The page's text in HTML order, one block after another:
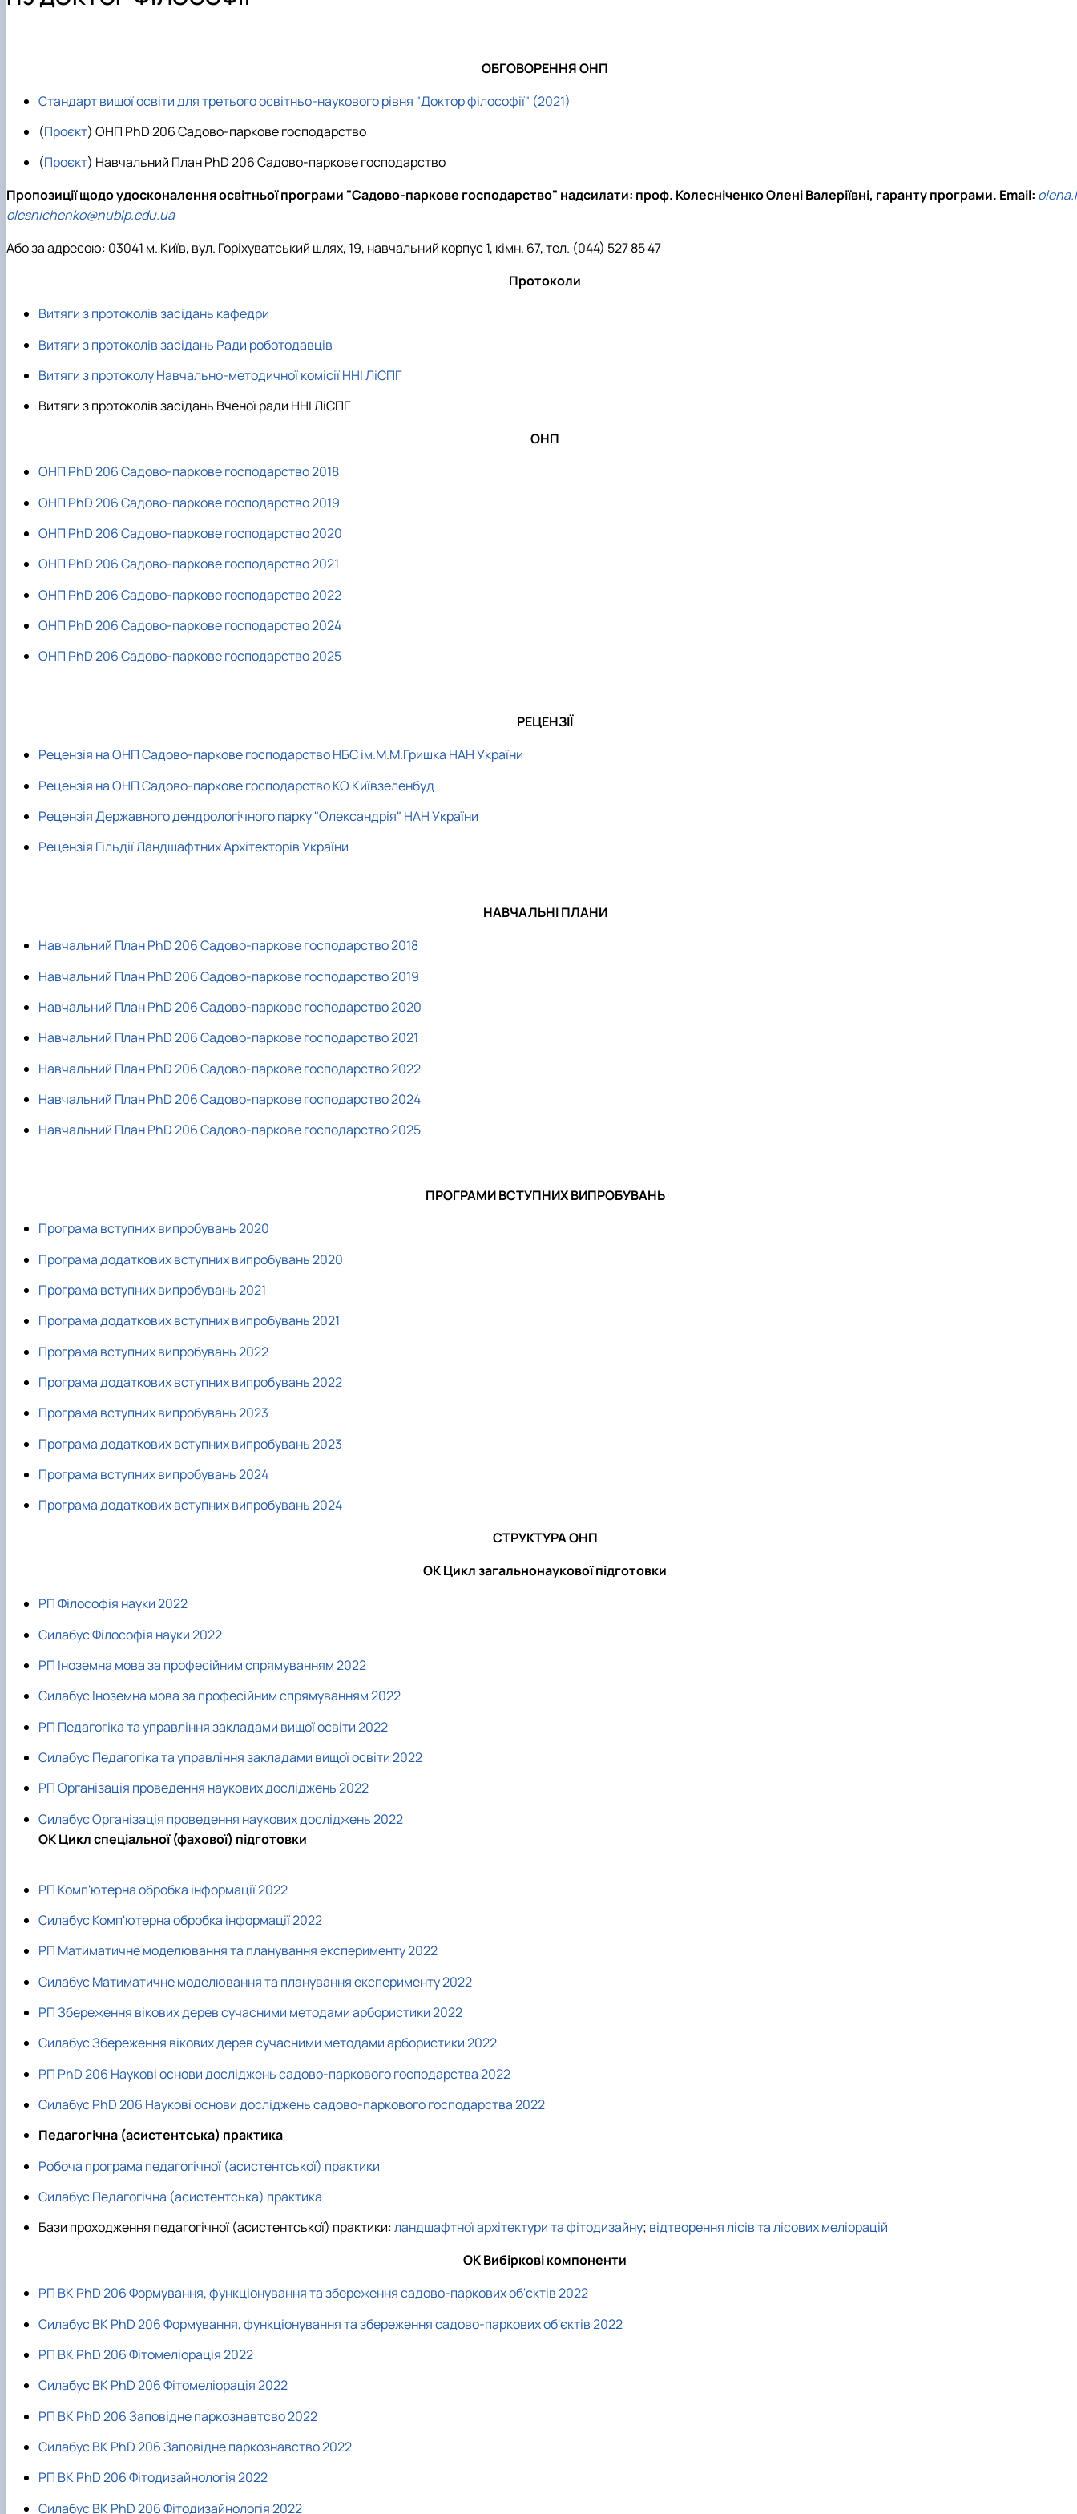
Лабораторії
Приймальна комісія
Матеріальне забезпечення
Конференції
ОБГОВОРЕННЯ ОНП
Стандарт вищої освіти для третього освітньо-наукового рівня "Доктор філософії" (2021)
(Проєкт) ОНП PhD 206 Садово-паркове господарство
(Проєкт) Навчальний План PhD 206 Садово-паркове господарство
Пропозиції щодо удосконалення освітньої програми "Садово-паркове господарство" надсилати: проф. Колесніченко Олені Валеріївні, гаранту програми. Email:
olesnichenko@nubip.edu.ua
Або за адресою: 03041 м. Київ, вул. Горіхуватський шлях, 19, навчальний корпус 1, кімн. 67, тел. (044) 527 85 47
Протоколи
Витяги з протоколів засідань кафедри
Витяги з протоколів засідань Ради роботодавців
Витяги з протоколу Навчально-методичної комісії ННІ ЛіСПГ
Витяги з протоколів засідань Вченої ради ННІ ЛіСПГ
ОНП
ОНП PhD 206 Садово-паркове господарство 2018
ОНП PhD 206 Садово-паркове господарство 2019
ОНП PhD 206 Садово-паркове господарство 2020
ОНП PhD 206 Садово-паркове господарство 2021
ОНП PhD 206 Садово-паркове господарство 2022
ОНП PhD 206 Садово-паркове господарство 2024
ОНП PhD 206 Садово-паркове господарство 2025
РЕЦЕНЗІЇ
Рецензія на ОНП Садово-паркове господарство НБС ім.М.М.Гришка НАН України
Рецензія на ОНП Садово-паркове господарство КО Київзеленбуд
Рецензія Державного дендрологічного парку "Олександрія" НАН України
Рецензія Гільдії Ландшафтних Архітекторів України
НАВЧАЛЬНІ ПЛАНИ
Навчальний План PhD 206 Садово-паркове господарство 2018
Навчальний План PhD 206 Садово-паркове господарство 2019
Навчальний План PhD 206 Садово-паркове господарство 2020
Навчальний План PhD 206 Садово-паркове господарство 2021
Навчальний План PhD 206 Садово-паркове господарство 2022
Навчальний План PhD 206 Садово-паркове господарство 2024
Навчальний План PhD 206 Садово-паркове господарство 2025
ПРОГРАМИ ВСТУПНИХ ВИПРОБУВАНЬ
Програма вступних випробувань 2020
Програма додаткових вступних випробувань 2020
Програма вступних випробувань 2021
Програма додаткових вступних випробувань 2021
Програма вступних випробувань 2022
Програма додаткових вступних випробувань 2022
Програма вступних випробувань 2023
Програма додаткових вступних випробувань 2023
Програма вступних випробувань 2024
Програма додаткових вступних випробувань 2024
СТРУКТУРА ОНП
ОК Цикл загальнонаукової підготовки
РП Філософія науки 2022
Силабус Філософія науки 2022
РП Іноземна мова за професійним спрямуванням 2022
Силабус Іноземна мова за професійним спрямуванням 2022
РП Педагогіка та управління закладами вищої освіти 2022
Силабус Педагогіка та управління закладами вищої освіти 2022
РП Організація проведення наукових досліджень 2022
Силабус Організація проведення наукових досліджень 2022
ОК Цикл спеціальної (фахової) підготовки
РП Комп'ютерна обробка інформації 2022
Силабус Комп'ютерна обробка інформації 2022
РП Матиматичне моделювання та планування експерименту 2022
Силабус Матиматичне моделювання та планування експерименту 2022
РП Збереження вікових дерев сучасними методами арбористики 2022
Силабус Збереження вікових дерев сучасними методами арбористики 2022
РП PhD 206 Наукові основи досліджень садово-паркового господарства 2022
Силабус PhD 206 Наукові основи досліджень садово-паркового господарства 2022
Педагогічна (асистентська) практика
Робоча програма педагогічної (асистентської) практики
Силабус Педагогічна (асистентська) практика
Бази проходження педагогічної (асистентської) практики:ландшафтної архітектури та фітодизайну; відтворення лісів та лісових меліорацій
ОК Вибіркові компоненти
РП ВК PhD 206 Формування, функціонування та збереження садово-паркових об'єктів 2022
Силабус ВК PhD 206 Формування, функціонування та збереження садово-паркових об'єктів 2022
РП ВК PhD 206 Фітомеліорація 2022
Силабус ВК PhD 206 Фітомеліорація 2022
РП ВК PhD 206 Заповідне паркознавтсво 2022
Силабус ВК PhD 206 Заповідне паркознавство 2022
РП ВК PhD 206 Фітодизайнологія 2022
Силабус ВК PhD 206 Фітодизайнологія 2022